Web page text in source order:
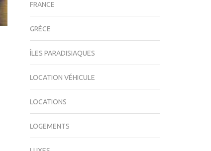
FRANCE
GRÈCE
ÎLES PARADISIAQUES
LOCATION VÉHICULE
LOCATIONS
LOGEMENTS